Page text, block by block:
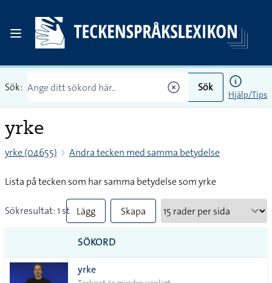
Sök: Sök
Hjälp/Tips
yrke
yrke (04655) Andra tecken med samma betydelse
Lista på tecken som har samma betydelse som yrke
Sökresultat: 1 st Lägg
till
alla i
Skapa
SÖKORD
yrke